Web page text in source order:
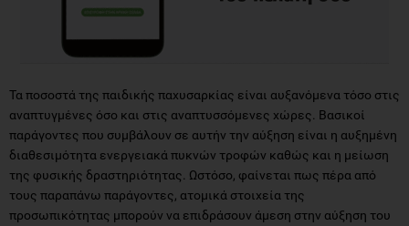
Τα ποσοστά της παιδικής παχυσαρκίας είναι αυξανόμενα τόσο στις
αναπτυγμένες όσο και στις αναπτυσσόμενες χώρες. Βασικοί
παράγοντες που συμβάλουν σε αυτήν την αύξηση είναι η αυξημένη
διαθεσιμότητα ενεργειακά πυκνών τροφών καθώς και η μείωση
της φυσικής δραστηριότητας. Ωστόσο, φαίνεται πως πέρα από
τους παραπάνω παράγοντες, ατομικά στοιχεία της
προσωπικότητας μπορούν να επιδράσουν άμεση στην αύξηση του